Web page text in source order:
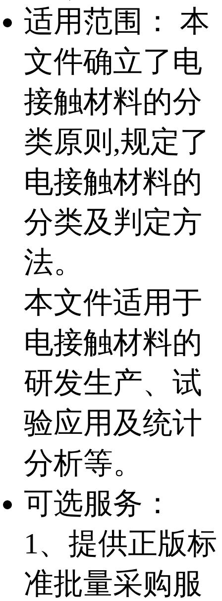
适用范围：
本
文件确立了电
接触材料的分
类原则,规定了
电接触材料的
分类及判定方
法。
本文件适用于
电接触材料的
研发生产、试
验应用及统计
分析等。
可选服务：
1、提供正版标
准批量采购服